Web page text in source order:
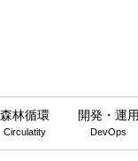
森林循環
Circulatity
開発・運用
DevOps
wwnstyle/